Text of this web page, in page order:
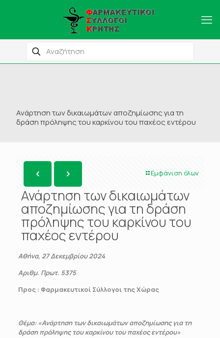
Ανάρτηση των δικαιωμάτων αποζημίωσης για τη
δράση πρόληψης του καρκίνου του παχέος εντέρου
Εμφάνιση όλων
Ανάρτηση των δικαιωμάτων
αποζημίωσης για τη δράση
πρόληψης του καρκίνου του
παχέος εντέρου
Αθήνα, 27 Δεκεμβρίου 2024
Αριθμ. Πρωτ. 5375
Προς: Φαρμακευτικοί Σύλλογοι της Χώρας
Θέμα: «Ανάρτηση των δικαιωμάτων αποζημίωσης για τη
δράση πρόληψης του καρκίνου του παχέος εντέρου»